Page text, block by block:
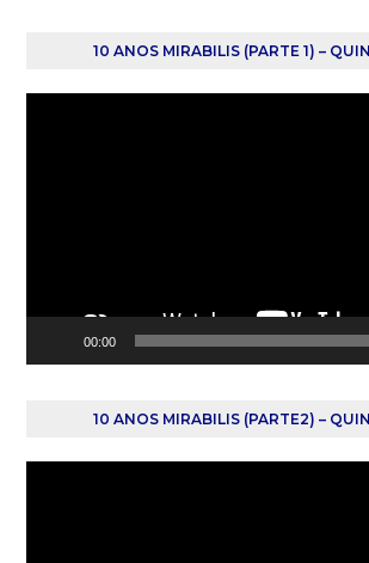
10 ANOS MIRABILIS (PARTE 1) –
00:00
10 ANOS MIRABILIS (PARTE2) –